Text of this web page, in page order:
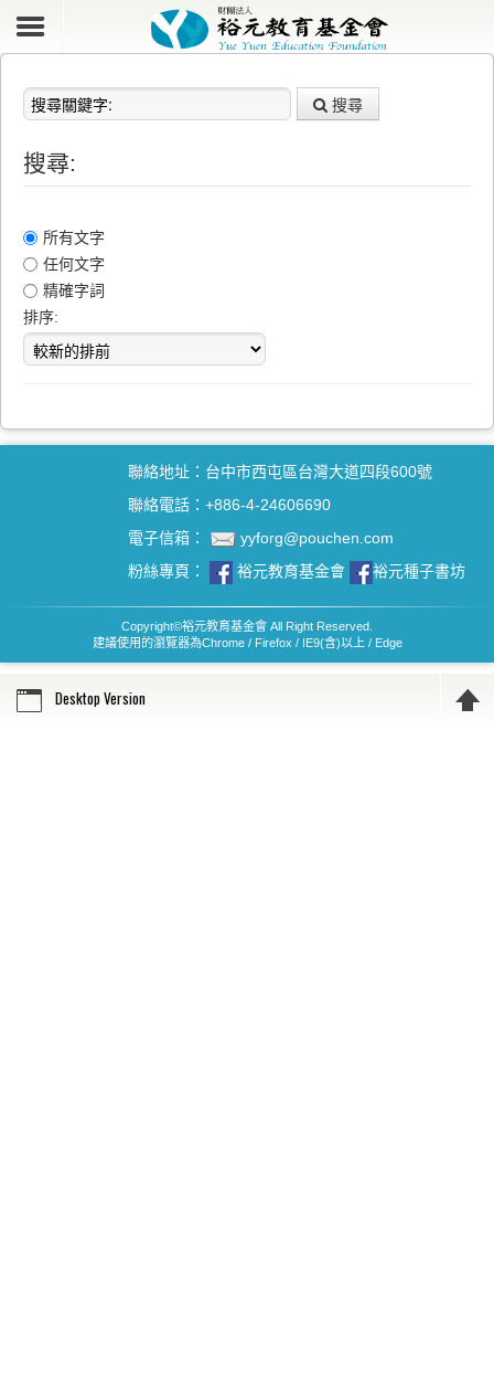
搜尋關鍵字: 搜尋
搜尋:
所有文字
任何文字
精確字詞
排序:
聯絡地址：台中市西屯區台灣大道四段600號
聯絡電話：+886-4-24606690
電子信箱：
yyforg@pouchen.com
粉絲專頁：
裕元教育基金會 裕元種子書坊
Copyright©裕元教育基金會 All Right Reserved.
建議使用的瀏覽器為Chrome / Firefox / IE9(含)以上 / Edge
Desktop Version